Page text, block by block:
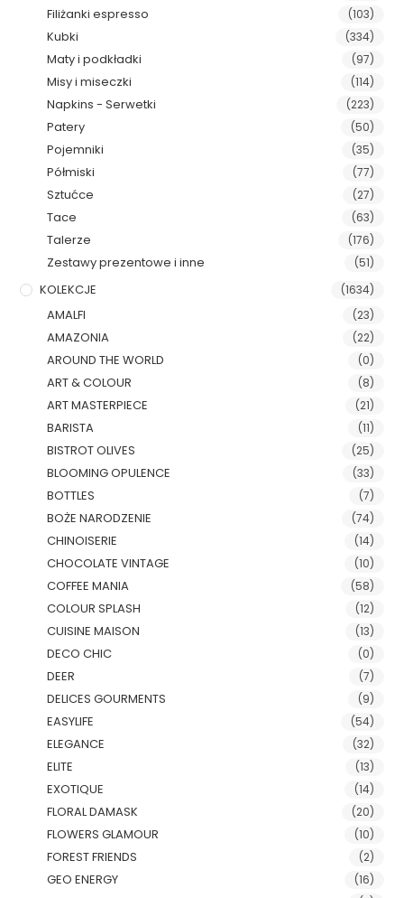
Filiżanki espresso (103)
Kubki (334)
Maty i podkładki (97)
Misy i miseczki (114)
Napkins - Serwetki (223)
Patery (50)
Pojemniki (35)
Półmiski (77)
Sztućce (27)
Tace (63)
Talerze (176)
Zestawy prezentowe i inne (51)
KOLEKCJE (1634)
AMALFI (23)
AMAZONIA (22)
AROUND THE WORLD (0)
ART & COLOUR (8)
ART MASTERPIECE (21)
BARISTA (11)
BISTROT OLIVES (25)
BLOOMING OPULENCE (33)
BOTTLES (7)
BOŻE NARODZENIE (74)
CHINOISERIE (14)
CHOCOLATE VINTAGE (10)
COFFEE MANIA (58)
COLOUR SPLASH (12)
CUISINE MAISON (13)
DECO CHIC (0)
DEER (7)
DELICES GOURMENTS (9)
EASYLIFE (54)
ELEGANCE (32)
ELITE (13)
EXOTIQUE (14)
FLORAL DAMASK (20)
FLOWERS GLAMOUR (10)
FOREST FRIENDS (2)
GEO ENERGY (16)